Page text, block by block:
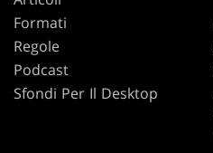
Formati
Regole
Podcast
Sfondi Per Il Desktop